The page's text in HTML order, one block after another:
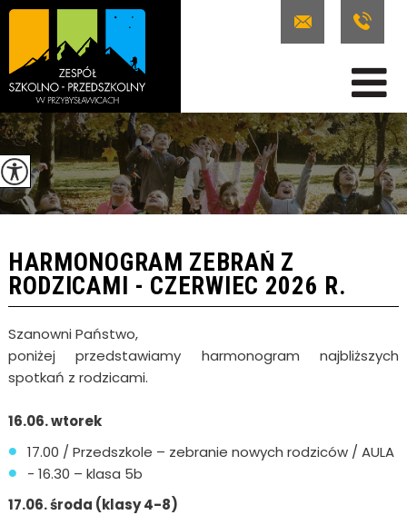
HARMONOGRAM ZEBRAŃ Z
RODZICAMI - CZERWIEC 2026 R.
Szanowni Państwo,
poniżej przedstawiamy harmonogram najbliższych
spotkań z rodzicami.
16.06. wtorek
17.00 / Przedszkole – zebranie nowych rodziców / AULA
- 16.30 – klasa 5b
17.06. środa (klasy 4-8)